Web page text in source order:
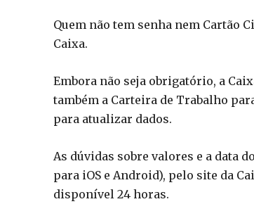
Quem não tem senha nem Cartão
Caixa.
Embora não seja obrigatório, a
também a Carteira de Trabalho
para atualizar dados.
As dúvidas sobre valores e a data
para iOS e Android), pelo site da
disponível 24 horas.